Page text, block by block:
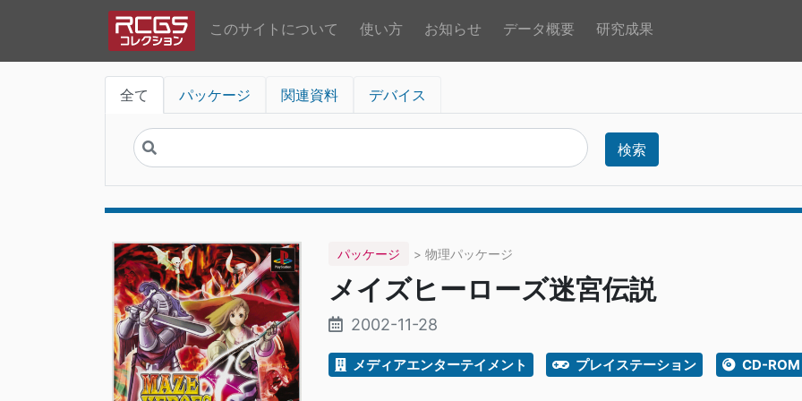
このサイトについて 使い方 お知らせ データ概要 研究成果
全て パッケージ 関連資料 デバイス
検索
パッケージ > 物理パッケージ
メイズヒーローズ迷宮伝説
2002-11-28
メディアエンターテイメント プレイステーション CD-ROM